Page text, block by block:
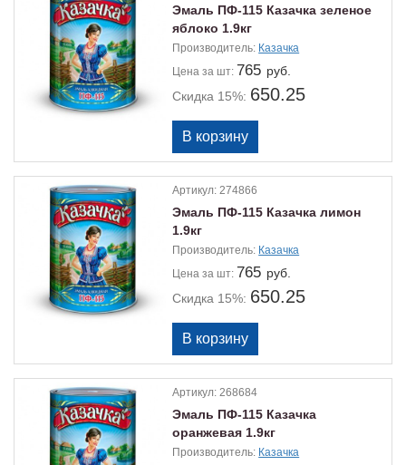
Эмаль ПФ-115 Казачка зеленое
яблоко 1.9кг
Производитель: Казачка
Цена за шт: 765 руб.
Скидка 15%: 650.25
Артикул:274866
Эмаль ПФ-115 Казачка лимон
1.9кг
Производитель: Казачка
Цена за шт: 765 руб.
Скидка 15%: 650.25
Артикул:268684
Эмаль ПФ-115 Казачка
оранжевая 1.9кг
Производитель: Казачка